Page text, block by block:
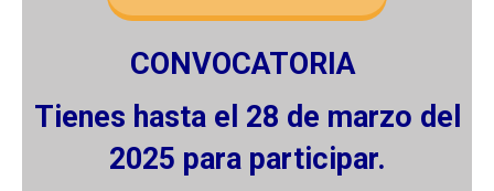
CONVOCATORIA
Tienes hasta el 28 de marzo del
2025 para participar.